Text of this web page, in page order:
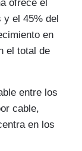
ofrece el
el 45% del
en
el total de
entre los
cable,
en los